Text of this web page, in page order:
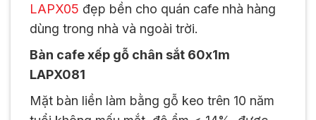
LAPX05 đẹp bền cho quán cafe nhà hàng
dùng trong nhà và ngoài trời.
Bàn cafe xếp gỗ chân sắt 60x1m
LAPX081
Mặt bàn liền làm bằng gỗ keo trên 10 năm